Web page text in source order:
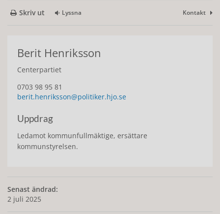
Skriv ut Lyssna Kontakt
Berit Henriksson
Centerpartiet
0703 98 95 81
berit.henriksson@politiker.hjo.se
Uppdrag
Ledamot kommunfullmäktige, ersättare
kommunstyrelsen.
Senast ändrad:
2 juli 2025